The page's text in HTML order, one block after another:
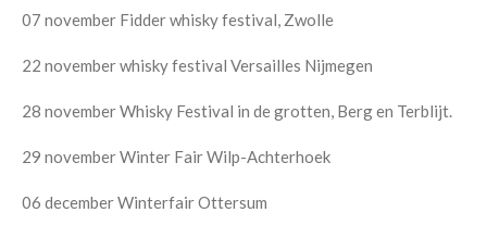
07 november Fidder whisky festival, Zwolle
22 november whisky festival Versailles Nijmegen
28 november Whisky Festival in de grotten, Berg en Terblijt.
29 november Winter Fair Wilp-Achterhoek
06 december Winterfair Ottersum